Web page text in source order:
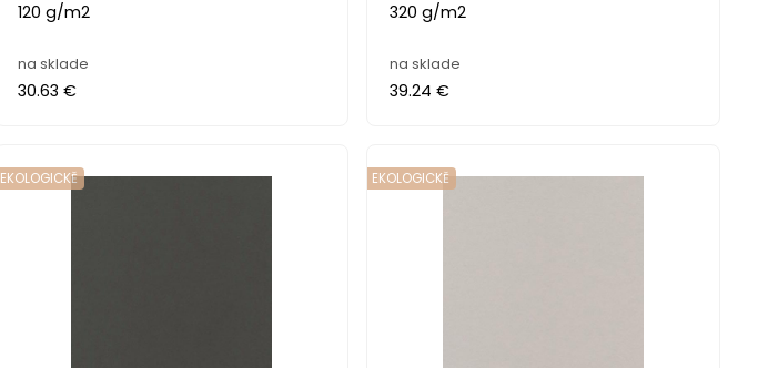
120 g/m2
na sklade
30.63 €
320 g/m2
na sklade
39.24 €
EKOLOGICKĚ EKOLOGICKĚ